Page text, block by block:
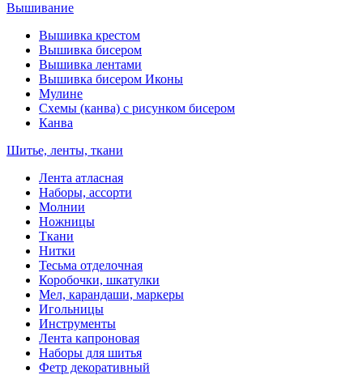
Вышивание
Вышивка крестом
Вышивка бисером
Вышивка лентами
Вышивка бисером Иконы
Мулине
Схемы (канва) с рисунком бисером
Канва
Шитье, ленты, ткани
Лента атласная
Наборы, ассорти
Молнии
Ножницы
Ткани
Нитки
Тесьма отделочная
Коробочки, шкатулки
Мел, карандаши, маркеры
Игольницы
Инструменты
Лента капроновая
Наборы для шитья
Фетр декоративный